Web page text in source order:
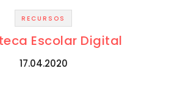
RECURSOS
Escolar Digital
17.04.2020